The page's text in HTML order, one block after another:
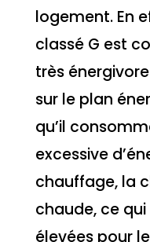
logement. En
classé G est
très
sur le plan
qu’il
excessive
chauffage, la
chaude, ce
élevées pour